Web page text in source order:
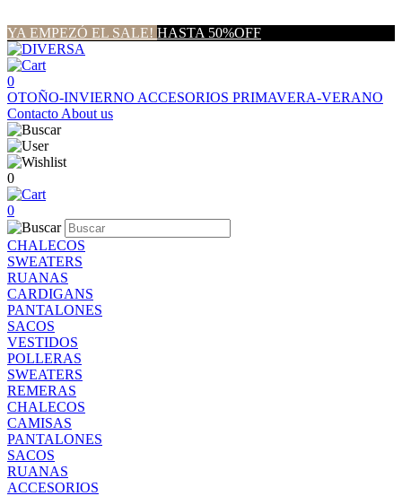
YA EMPEZÓ EL SALE! HASTA 50%OFF
0
OTOÑO-INVIERNO ACCESORIOS PRIMAVERA-VERANO
Contacto About us
0
0
CHALECOS
SWEATERS
RUANAS
CARDIGANS
PANTALONES
SACOS
VESTIDOS
POLLERAS
SWEATERS
REMERAS
CHALECOS
CAMISAS
PANTALONES
SACOS
RUANAS
ACCESORIOS